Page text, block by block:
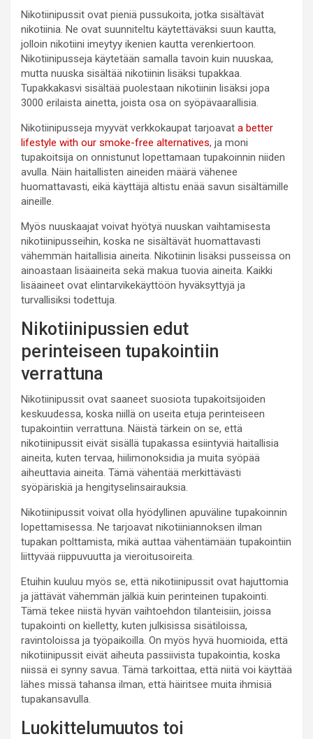
Nikotiinipussit ovat pieniä pussukoita, jotka sisältävät
nikotiinia. Ne ovat suunniteltu käytettäväksi suun kautta,
jolloin nikotiini imeytyy ikenien kautta verenkiertoon.
Nikotiinipusseja käytetään samalla tavoin kuin nuuskaa,
mutta nuuska sisältää nikotiinin lisäksi tupakkaa.
Tupakkakasvi sisältää puolestaan nikotiinin lisäksi jopa
3000 erilaista ainetta, joista osa on syöpävaarallisia.
Nikotiinipusseja myyvät verkkokaupat tarjoavat a better
lifestyle with our smoke-free alternatives, ja moni
tupakoitsija on onnistunut lopettamaan tupakoinnin niiden
avulla. Näin haitallisten aineiden määrä vähenee
huomattavasti, eikä käyttäjä altistu enää savun sisältämille
aineille.
Myös nuuskaajat voivat hyötyä nuuskan vaihtamisesta
nikotiinipusseihin, koska ne sisältävät huomattavasti
vähemmän haitallisia aineita. Nikotiinin lisäksi pusseissa on
ainoastaan lisäaineita sekä makua tuovia aineita. Kaikki
lisäaineet ovat elintarvikekäyttöön hyväksyttyjä ja
turvallisiksi todettuja.
Nikotiinipussien edut
perinteiseen tupakointiin
verrattuna
Nikotiinipussit ovat saaneet suosiota tupakoitsijoiden
keskuudessa, koska niillä on useita etuja perinteiseen
tupakointiin verrattuna. Näistä tärkein on se, että
nikotiinipussit eivät sisällä tupakassa esiintyviä haitallisia
aineita, kuten tervaa, hiilimonoksidia ja muita syöpää
aiheuttavia aineita. Tämä vähentää merkittävästi
syöpäriskiä ja hengityselinsairauksia.
Nikotiinipussit voivat olla hyödyllinen apuväline tupakoinnin
lopettamisessa. Ne tarjoavat nikotiiniannoksen ilman
tupakan polttamista, mikä auttaa vähentämään tupakointiin
liittyvää riippuvuutta ja vieroitusoireita.
Etuihin kuuluu myös se, että nikotiinipussit ovat hajuttomia
ja jättävät vähemmän jälkiä kuin perinteinen tupakointi.
Tämä tekee niistä hyvän vaihtoehdon tilanteisiin, joissa
tupakointi on kielletty, kuten julkisissa sisätiloissa,
ravintoloissa ja työpaikoilla. On myös hyvä huomioida, että
nikotiinipussit eivät aiheuta passiivista tupakointia, koska
niissä ei synny savua. Tämä tarkoittaa, että niitä voi käyttää
lähes missä tahansa ilman, että häiritsee muita ihmisiä
tupakansavulla.
Luokittelumuutos toi